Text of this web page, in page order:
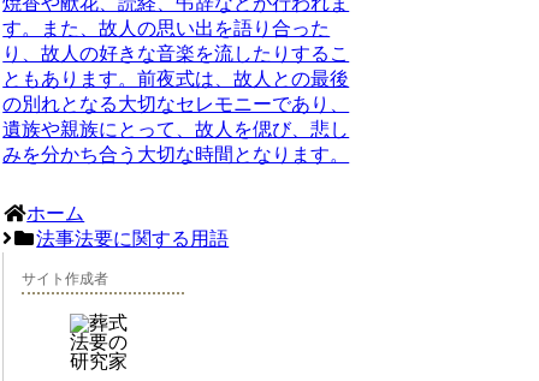
す。また、故人の思い出を語り合った
り、故人の好きな音楽を流したりするこ
ともあります。前夜式は、故人との最後
の別れとなる大切なセレモニーであり、
遺族や親族にとって、故人を偲び、悲し
みを分かち合う大切な時間となります。
ホーム
法事法要に関する用語
サイト作成者